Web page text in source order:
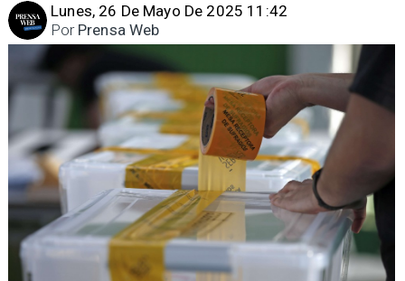
Lunes, 26 De Mayo De 2025 11:42
Prensa Web
Por